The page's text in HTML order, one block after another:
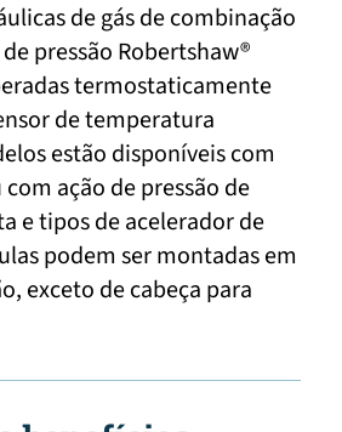
de gás de combinação
pressão Robertshaw®
termostaticamente
de temperatura
estão disponíveis com
ação de pressão de
e tipos de acelerador de
podem ser montadas em
exceto de cabeça para